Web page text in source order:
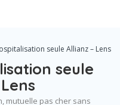
seule Allianz – Lens
seule
mutuelle pas cher sans